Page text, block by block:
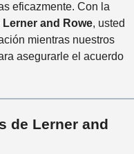
eficazmente. Con la
Lerner and Rowe, usted
mientras nuestros
asegurarle el acuerdo
de Lerner and